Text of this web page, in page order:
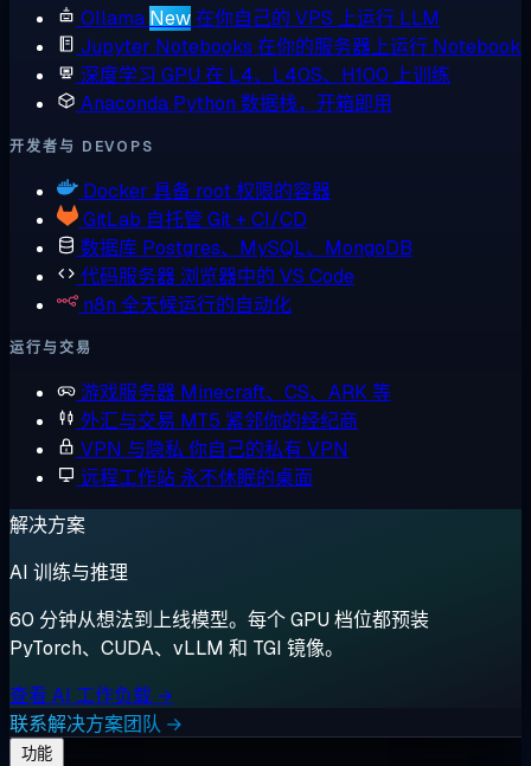
Ollama New在你自己的 VPS 上运行 LLM
Jupyter Notebooks 在你的服务器上运行 Notebook
深度学习 GPU 在 L4、L40S、H100 上训练
Anaconda Python 数据栈，开箱即用
开发者与 DEVOPS
Docker 具备 root 权限的容器
GitLab 自托管 Git + CI/CD
数据库 Postgres、MySQL、MongoDB
代码服务器 浏览器中的 VS Code
n8n 全天候运行的自动化
运行与交易
游戏服务器 Minecraft、CS、ARK 等
外汇与交易 MT5 紧邻你的经纪商
VPN 与隐私 你自己的私有 VPN
远程工作站 永不休眠的桌面
解决方案
AI 训练与推理
60 分钟从想法到上线模型。每个 GPU 档位都预装
PyTorch、CUDA、vLLM 和 TGI 镜像。
查看 AI 工作负载 →
联系解决方案团队 →